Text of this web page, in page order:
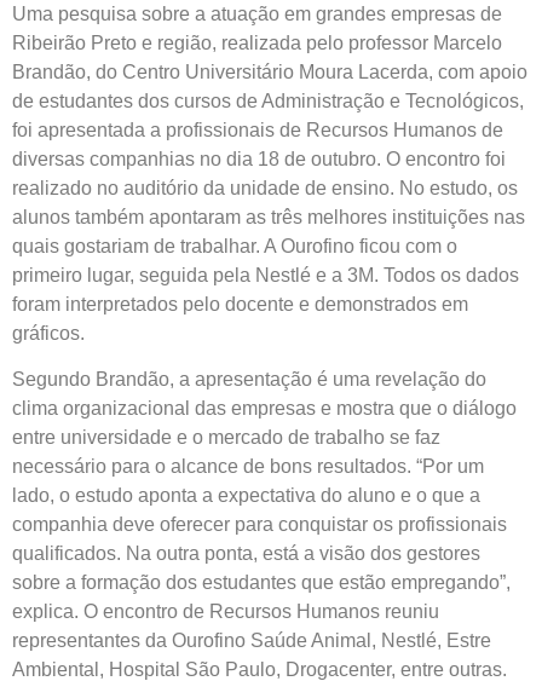
Uma pesquisa sobre a atuação em grandes empresas de
Ribeirão Preto e região, realizada pelo professor Marcelo
Brandão, do Centro Universitário Moura Lacerda, com apoio
de estudantes dos cursos de Administração e Tecnológicos,
foi apresentada a profissionais de Recursos Humanos de
diversas companhias no dia 18 de outubro. O encontro foi
realizado no auditório da unidade de ensino. No estudo, os
alunos também apontaram as três melhores instituições nas
quais gostariam de trabalhar. A Ourofino ficou com o
primeiro lugar, seguida pela Nestlé e a 3M. Todos os dados
foram interpretados pelo docente e demonstrados em
gráficos.
Segundo Brandão, a apresentação é uma revelação do
clima organizacional das empresas e mostra que o diálogo
entre universidade e o mercado de trabalho se faz
necessário para o alcance de bons resultados. “Por um
lado, o estudo aponta a expectativa do aluno e o que a
companhia deve oferecer para conquistar os profissionais
qualificados. Na outra ponta, está a visão dos gestores
sobre a formação dos estudantes que estão empregando”,
explica. O encontro de Recursos Humanos reuniu
representantes da Ourofino Saúde Animal, Nestlé, Estre
Ambiental, Hospital São Paulo, Drogacenter, entre outras.